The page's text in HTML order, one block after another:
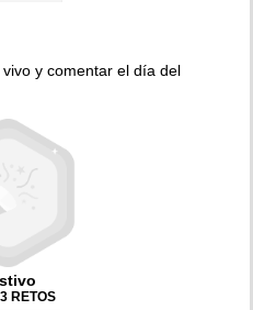
y comentar el día del
RETOS